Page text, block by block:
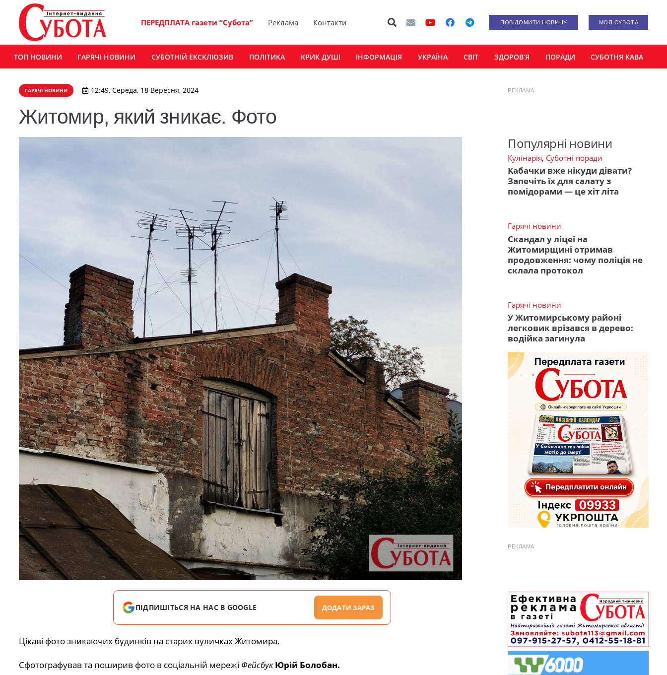
ПЕРЕДПЛАТА газети “Субота” Реклама Контакти ПОВІДОМИТИ НОВИНУ МОЯ СУБОТА
ТОП НОВИНИ ГАРЯЧІ НОВИНИ СУБОТНІЙ ЕКСКЛЮЗИВ ПОЛІТИКА КРИК ДУШІ ІНФОРМАЦІЯ УКРАЇНА СВІТ ЗДОРОВ’Я ПОРАДИ СУБОТНЯ КАВА
ГАРЯЧІ НОВИНИ 12:49, Середа, 18 Вересня, 2024
Житомир, який зникає. Фото
ПІДПИШІТЬСЯ НА НАС В GOOGLE ДОДАТИ ЗАРАЗ
Цікаві фото зникаючих будинків на старих вуличках Житомира.
Сфотографував та поширив фото в соціальній мережі Фейсбук Юрій Болобан.
РЕКЛАМА
Популярні новини
Кулінарія, Суботні поради
Кабачки вже нікуди дівати?
Запечіть їх для салату з
помідорами — це хіт літа
Гарячі новини
Скандал у ліцеї на
Житомирщині отримав
продовження: чому поліція не
склала протокол
Гарячі новини
У Житомирському районі
легковик врізався в дерево:
водійка загинула
РЕКЛАМА